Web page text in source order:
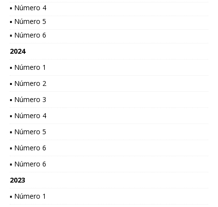
▪ Número 4
▪ Número 5
▪ Número 6
2024
▪ Número 1
▪ Número 2
▪ Número 3
▪ Número 4
▪ Número 5
▪ Número 6
▪ Número 6
2023
▪ Número 1